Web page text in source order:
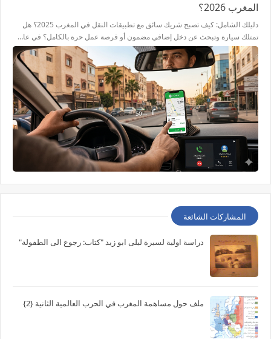
المغرب 2026؟
دليلك الشامل: كيف تصبح شريك سائق مع تطبيقات النقل في المغرب 2025؟ هل
تمتلك سيارة وتبحث عن دخل إضافي مضمون أو فرصة عمل حرة بالكامل؟ في عا…
المشاركات الشائعة
دراسة اولية لسيرة ليلى ابو زيد "كتاب: رجوع الى الطفولة"
ملف حول مساهمة المغرب في الحرب العالمية الثانية {2}